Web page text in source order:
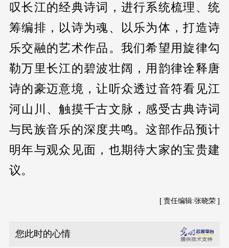
叹长江的经典诗词，进行系统梳理、统
筹编排，以诗为魂、以乐为体，打造诗
乐交融的艺术作品。我们希望用旋律勾
勒万里长江的碧波壮阔，用韵律诠释唐
诗的豪迈意境，让听众透过音符看见江
河山川、触摸千古文脉，感受古典诗词
与民族音乐的深度共鸣。这部作品预计
明年与观众见面，也期待大家的宝贵建
议。
[ 责任编辑:张晓荣 ]
您此时的心情